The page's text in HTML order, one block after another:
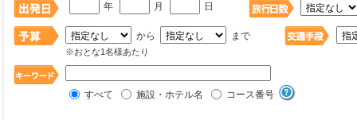
年 月 日
から まで
※おとな1名様あたり
すべて 施設・ホテル名 コース番号